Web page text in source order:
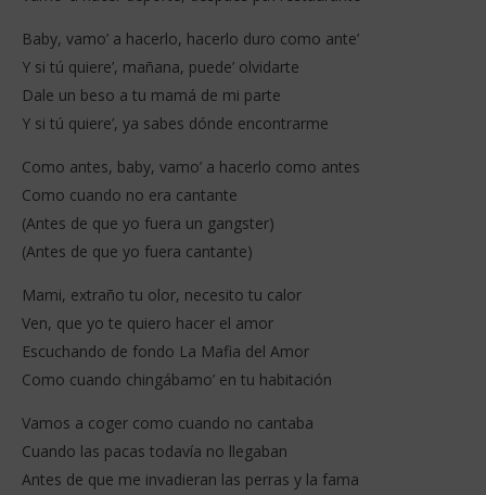
Baby, vamo’ a hacerlo, hacerlo duro como ante’
Y si tú quiere’, mañana, puede’ olvidarte
Dale un beso a tu mamá de mi parte
Y si tú quiere’, ya sabes dónde encontrarme
Como antes, baby, vamo’ a hacerlo como antes
Como cuando no era cantante
(Antes de que yo fuera un gangster)
(Antes de que yo fuera cantante)
Mami, extraño tu olor, necesito tu calor
Ven, que yo te quiero hacer el amor
Escuchando de fondo La Mafia del Amor
Como cuando chingábamo’ en tu habitación
Vamos a coger como cuando no cantaba
Cuando las pacas todavía no llegaban
Antes de que me invadieran las perras y la fama